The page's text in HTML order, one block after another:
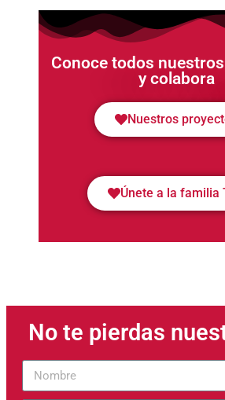
Conoce todos
y colabora
Nuestros
Únete a la familia
No te pierdas
Nombre